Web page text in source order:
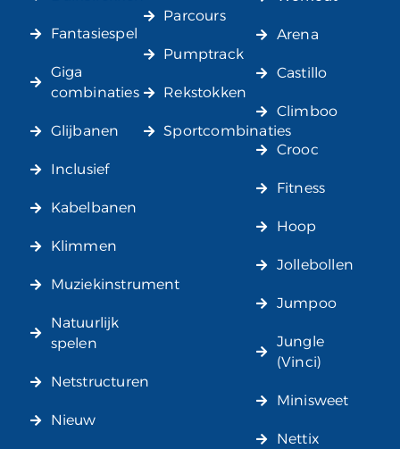
Fantasiespel
Giga
combinaties
Glijbanen
Inclusief
Kabelbanen
Klimmen
Muziekinstrument
Natuurlijk
spelen
Netstructuren
Nieuw
Parcours
Pumptrack
Rekstokken
Sportcombinaties
Arena
Castillo
Climboo
Crooc
Fitness
Hoop
Jollebollen
Jumpoo
Jungle
(Vinci)
Minisweet
Nettix